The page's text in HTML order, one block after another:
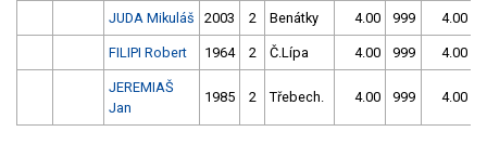
JUDA Mikuláš 2003 2 Benátky 4.00 999 4.00
FILIPI Robert 1964 2 Č.Lípa 4.00 999 4.00
JEREMIAŠ
Jan
1985 2 Třebech. 4.00 999 4.00